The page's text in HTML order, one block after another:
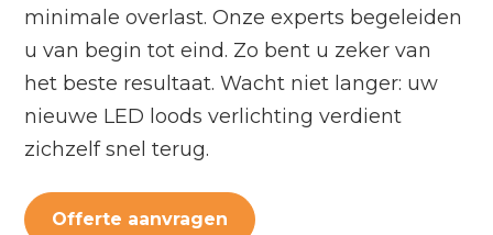
minimale overlast. Onze experts begeleiden
u van begin tot eind. Zo bent u zeker van
het beste resultaat. Wacht niet langer: uw
nieuwe LED loods verlichting verdient
zichzelf snel terug.
Offerte aanvragen